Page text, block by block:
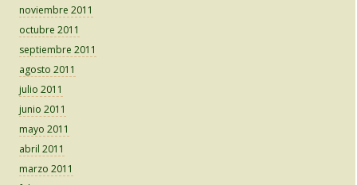
noviembre 2011
octubre 2011
septiembre 2011
agosto 2011
julio 2011
junio 2011
mayo 2011
abril 2011
marzo 2011